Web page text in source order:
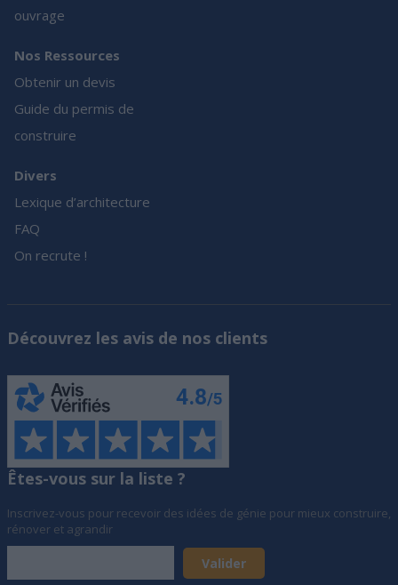
ouvrage
Nos Ressources
Obtenir un devis
Guide du permis de
construire
Divers
Lexique d’architecture
FAQ
On recrute !
Découvrez les avis de nos clients
Êtes-vous sur la liste ?
Inscrivez-vous pour recevoir des idées de génie pour mieux construire,
rénover et agrandir